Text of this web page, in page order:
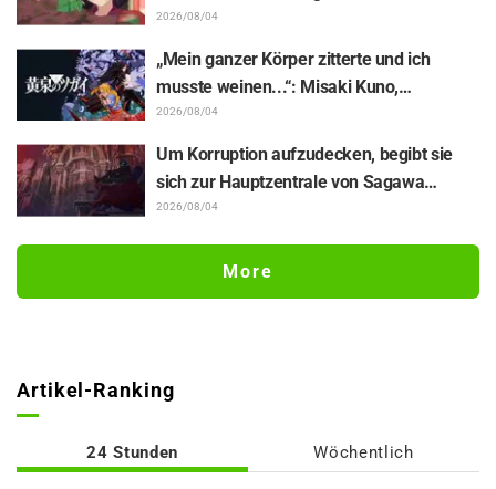
„Total Muskelhirn (lol)“ und „Schaut euch
diesen Blick an!“ / Episode 4 von „Though I
Am an Inept Villainess“
2026/08/04
„Mein ganzer Körper zitterte und ich
musste weinen...“: Misaki Kuno,
Sprecherin von Gabu-chan in „Daemons
of the Shadow Realm“, enthüllt die
Hintergründe ihrer „seelenbereichernden
Glanzleistung“ in Episode 17
2026/08/04
Um Korruption aufzudecken, begibt sie
sich zur Hauptzentrale von Sagawa
Electronics… Episode 5 von „The Ghost in
und Episoden-Visual veröffentlicht
2026/08/04
More
Artikel-Ranking
24 Stunden Wöchentlich